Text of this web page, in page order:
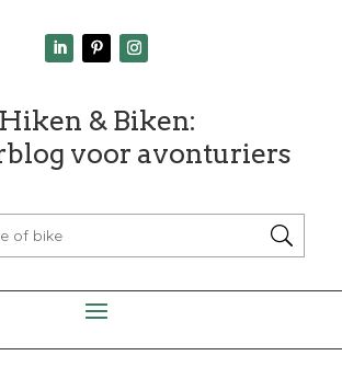
Hiken & Biken:
voor avonturiers